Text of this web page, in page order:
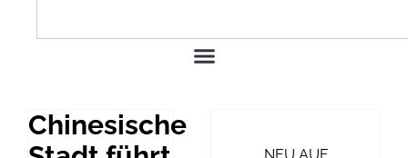
Chinesische